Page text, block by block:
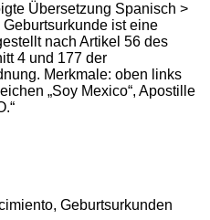
Übersetzung Spanisch >
ist eine
nach Artikel 56 des
4 und 177 der
Merkmale: oben links
„Soy Mexico“, Apostille
Geburtsurkunden